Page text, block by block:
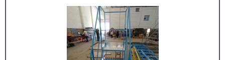
busca a satisfação do cliente. A TDAÇO é
uma empresa que tem se destacado no
segmento pela seriedade e qualidade, o que
garante o sucesso aos parceiros de ponta a
assertividade com solda da mais alta
resistência.UM POUCO MAIS SOBRE
ESCADA PARA ESTOQUE COM RODASA
TDAÇO objetiva sua energia em produzir uma
estrutura localizada em um ponto estratégico